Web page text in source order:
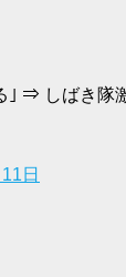
｣ ⇒ しばき隊
日